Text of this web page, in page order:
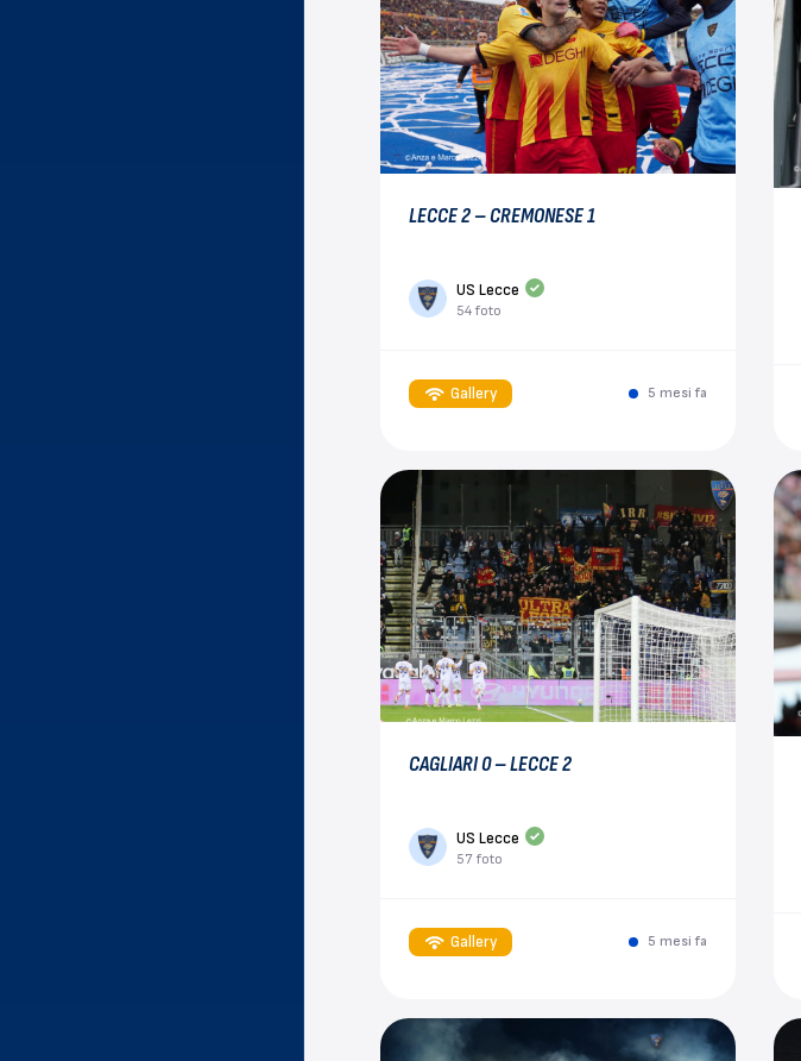
LECCE 2 – CREMONESE 1
US Lecce
54 foto
Gallery 5 mesi fa
CAGLIARI 0 – LECCE 2
US Lecce
57 foto
Gallery 5 mesi fa